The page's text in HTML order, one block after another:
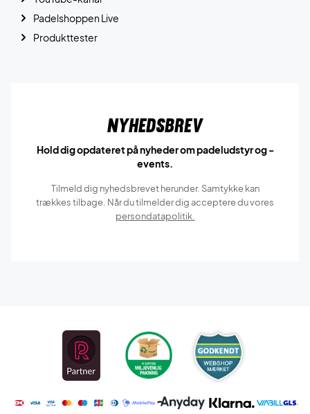
Padelshoppen Live
Produkttester
Nyhedsbrev
Hold dig opdateret på nyheder om padeludstyr og -
events.
Tilmeld dig nyhedsbrevet herunder. Samtykke kan
trækkes tilbage. Når du tilmelder dig acceptere du vores
persondatapolitik.